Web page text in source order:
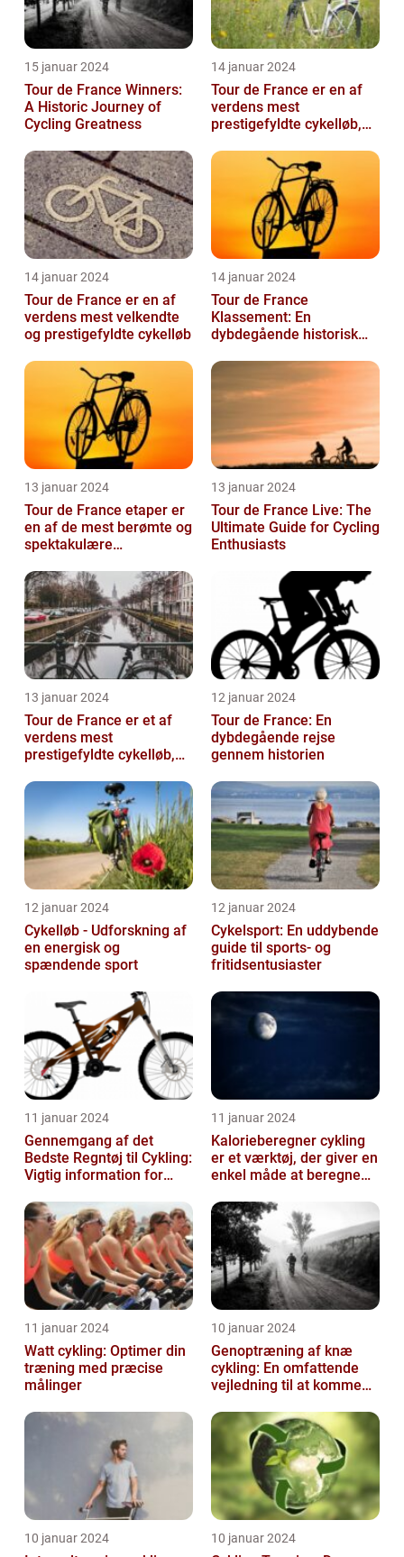
15 januar 2024
Tour de France Winners:
A Historic Journey of
Cycling Greatness
14 januar 2024
Tour de France er en af
verdens mest
prestigefyldte cykelløb,
seere hver...
14 januar 2024
Tour de France er en af
verdens mest velkendte
og prestigefyldte cykelløb
14 januar 2024
Tour de France
Klassement: En
dybdegående historisk
13 januar 2024
Tour de France etaper er
en af de mest berømte og
spektakulære
professionel c...
13 januar 2024
Tour de France Live: The
Ultimate Guide for Cycling
Enthusiasts
13 januar 2024
Tour de France er et af
verdens mest
prestigefyldte cykelløb,
opmærksomhed fra
sports...
12 januar 2024
Tour de France: En
dybdegående rejse
gennem historien
12 januar 2024
Cykelløb - Udforskning af
en energisk og
spændende sport
12 januar 2024
Cykelsport: En uddybende
guide til sports- og
fritidsentusiaster
11 januar 2024
Gennemgang af det
Bedste Regntøj til Cykling:
Vigtig information for
Fritidsentusiaster
11 januar 2024
Kalorieberegner cykling
er et værktøj, der giver en
enkel måde at beregne
mængde k...
11 januar 2024
Watt cykling: Optimer din
træning med præcise
målinger
10 januar 2024
Genoptræning af knæ
cykling: En omfattende
vejledning til at komme
10 januar 2024 10 januar 2024